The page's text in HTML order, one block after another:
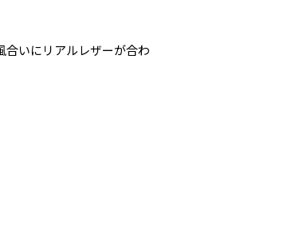
合いにリアルレザーが合わ